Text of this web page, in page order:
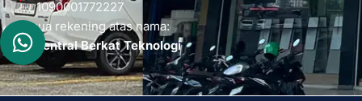
1090001772227
Semua rekening atas nama:
PT. Sentral Berkat Teknologi